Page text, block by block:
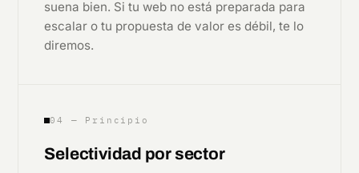
suena bien. Si tu web no está preparada para
escalar o tu propuesta de valor es débil, te lo
diremos.
04 — Principio
Selectividad por sector